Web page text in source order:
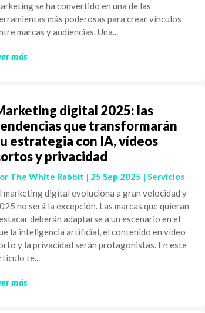
se ha convertido en una de las
más poderosas para crear vínculos
marcas y audiencias. Una...
más
digital 2025: las
que transformarán
estrategia con IA, vídeos
y privacidad
The White Rabbit | 25 Sep 2025 | Servicios
marketing digital evoluciona a gran velocidad y
no será la excepción. Las marcas que quieran
deberán adaptarse a un escenario en el
la inteligencia artificial, el contenido en vídeo
y la privacidad serán protagonistas. En este
te...
más